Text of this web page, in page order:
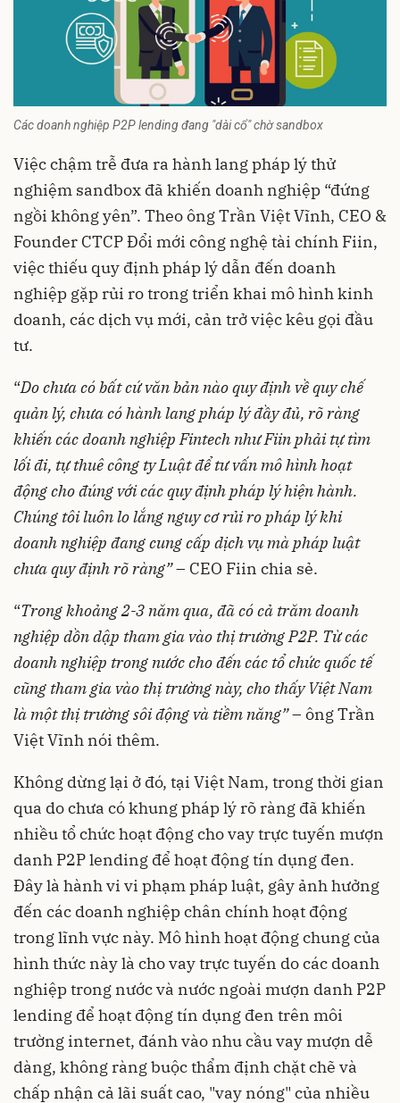
Các doanh nghiệp P2P lending đang "dài cổ" chờ sandbox
Việc chậm trễ đưa ra hành lang pháp lý thử
nghiệm sandbox đã khiến doanh nghiệp “đứng
ngồi không yên”. Theo ông Trần Việt Vĩnh, CEO &
Founder CTCP Đổi mới công nghệ tài chính Fiin,
việc thiếu quy định pháp lý dẫn đến doanh
nghiệp gặp rủi ro trong triển khai mô hình kinh
doanh, các dịch vụ mới, cản trở việc kêu gọi đầu
tư.
“Do chưa có bất cứ văn bản nào quy định về quy chế
quản lý, chưa có hành lang pháp lý đầy đủ, rõ ràng
khiến các doanh nghiệp Fintech như Fiin phải tự tìm
lối đi, tự thuê công ty Luật để tư vấn mô hình hoạt
động cho đúng với các quy định pháp lý hiện hành.
Chúng tôi luôn lo lắng nguy cơ rủi ro pháp lý khi
doanh nghiệp đang cung cấp dịch vụ mà pháp luật
chưa quy định rõ ràng”– CEO Fiin chia sẻ.
“Trong khoảng 2-3 năm qua, đã có cả trăm doanh
nghiệp dồn dập tham gia vào thị trường P2P. Từ các
doanh nghiệp trong nước cho đến các tổ chức quốc tế
cũng tham gia vào thị trường này, cho thấy Việt Nam
là một thị trường sôi động và tiềm năng”– ông Trần
Việt Vĩnh nói thêm.
Không dừng lại ở đó, tại Việt Nam, trong thời gian
qua do chưa có khung pháp lý rõ ràng đã khiến
nhiều tổ chức hoạt động cho vay trực tuyến mượn
danh P2P lending để hoạt độngtín dụng đen.
Đây là hành vi vi phạm pháp luật, gây ảnh hưởng
đến các doanh nghiệp chân chính hoạt động
trong lĩnh vực này. Mô hình hoạt động chung của
hình thức này là cho vay trực tuyến do các doanh
nghiệp trong nước và nước ngoài mượn danh P2P
lending để hoạt động tín dụng đen trên môi
trường internet, đánh vào nhu cầu vay mượn dễ
dàng, không ràng buộc thẩm định chặt chẽ và
chấp nhận cả lãi suất cao, "vay nóng" của nhiều